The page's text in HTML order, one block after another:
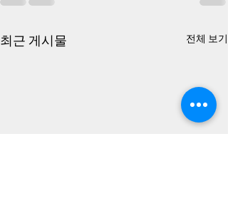
최근 게시물 전체 보기